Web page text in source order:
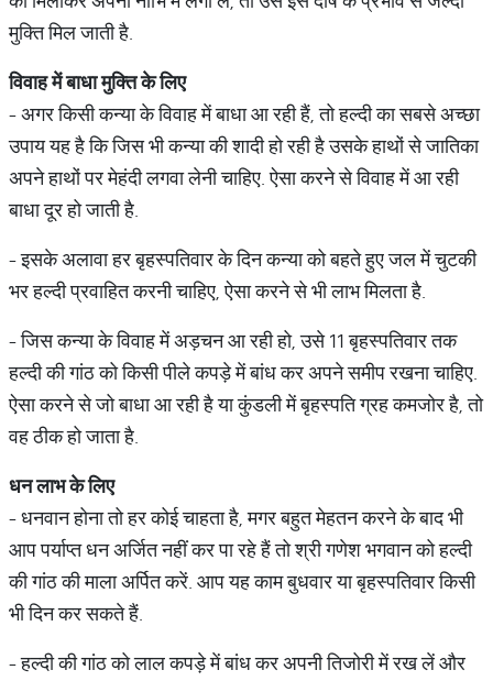
मुक्ति मिल जाती है.
विवाहमेंबाधामुक्तिकेलिए
- अगर किसी कन्या के विवाह में बाधा आ रही हैं, तो हल्दी का सबसे अच्छा
उपाय यह है कि जिस भी कन्या की शादी हो रही है उसके हाथों से जातिका
अपने हाथों पर मेहंदी लगवा लेनी चाहिए. ऐसा करने से विवाह में आ रही
बाधा दूर हो जाती है.
- इसके अलावा हर बृहस्पतिवार के दिन कन्या को बहते हुए जल में चुटकी
भर हल्दी प्रवाहित करनी चाहिए, ऐसा करने से भी लाभ मिलता है.
- जिस कन्या के विवाह में अड़चन आ रही हो, उसे 11 बृहस्पतिवार तक
हल्दी की गांठ को किसी पीले कपड़े में बांध कर अपने समीप रखना चाहिए.
ऐसा करने से जो बाधा आ रही है या कुंडली में बृहस्पति ग्रह कमजोर है, तो
वह ठीक हो जाता है.
धनलाभकेलिए
- धनवान होना तो हर कोई चाहता है, मगर बहुत मेहतन करने के बाद भी
आप पर्याप्त धन अर्जित नहीं कर पा रहे हैं तो श्री गणेश भगवान को हल्दी
की गांठ की माला अर्पित करें. आप यह काम बुधवार या बृहस्पतिवार किसी
भी दिन कर सकते हैं.
- हल्दी की गांठ को लाल कपड़े में बांध कर अपनी तिजोरी में रख लें और